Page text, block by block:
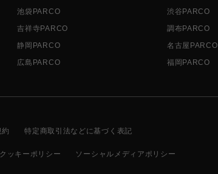
池袋PARCO
渋谷PARCO
吉祥寺PARCO
調布PARCO
静岡PARCO
名古屋PARCO
広島PARCO
福岡PARCO
特定商取引法などに基づく表記
クッキーポリシー ソーシャルメディアポリシー